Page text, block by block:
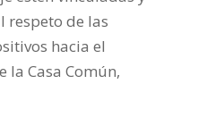
respeto de las
hacia el
la Casa Común,